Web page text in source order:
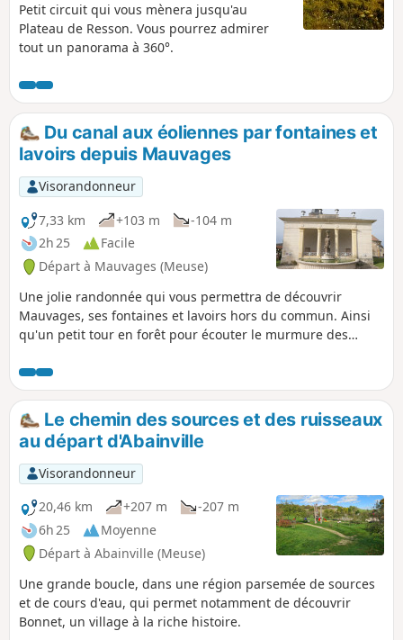
Petit circuit qui vous mènera jusqu'au
Plateau de Resson. Vous pourrez admirer
tout un panorama à 360°.
Du canal aux éoliennes par fontaines et
lavoirs depuis Mauvages
Visorandonneur
7,33 km
+103 m
-104 m
2h 25
Facile
Départ à Mauvages (Meuse)
Une jolie randonnée qui vous permettra de découvrir
Mauvages, ses fontaines et lavoirs hors du commun. Ainsi
qu'un petit tour en forêt pour écouter le murmure des
inverse, car il est interdit de descendre les escaliers au
niveau du canal, entre (3) et (4)
Le chemin des sources et des ruisseaux
au départ d'Abainville
Visorandonneur
20,46 km
+207 m
-207 m
6h 25
Moyenne
Départ à Abainville (Meuse)
Une grande boucle, dans une région parsemée de sources
et de cours d'eau, qui permet notamment de découvrir
Bonnet, un village à la riche histoire.